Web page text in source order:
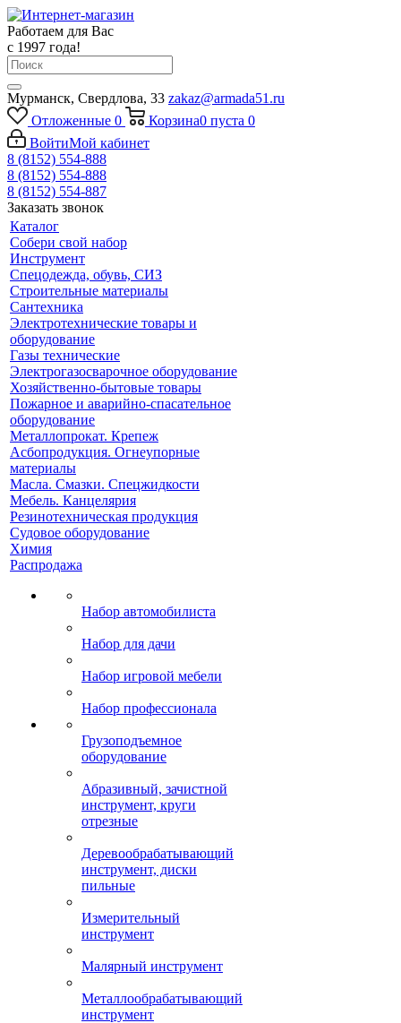
Работаем для Вас
с 1997 года!
Мурманск, Свердлова, 33 zakaz@armada51.ru
Отложенные 0 Корзина0 пуста 0
ВойтиМой кабинет
8 (8152) 554-888
8 (8152) 554-888
8 (8152) 554-887
Заказать звонок
Каталог
Собери свой набор
Инструмент
Спецодежда, обувь, СИЗ
Строительные материалы
Сантехника
Электротехнические товары и
оборудование
Газы технические
Электрогазосварочное оборудование
Хозяйственно-бытовые товары
Пожарное и аварийно-спасательное
оборудование
Металлопрокат. Крепеж
Асбопродукция. Огнеупорные
материалы
Масла. Смазки. Спецжидкости
Мебель. Канцелярия
Резинотехническая продукция
Судовое оборудование
Химия
Распродажа
Набор автомобилиста
Набор для дачи
Набор игровой мебели
Набор профессионала
Грузоподъемное
оборудование
Абразивный, зачистной
инструмент, круги
отрезные
Деревообрабатывающий
инструмент, диски
пильные
Измерительный
инструмент
Малярный инструмент
Металлообрабатывающий
инструмент